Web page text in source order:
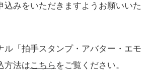
込みをいただきますようお願いいた
ル「拍手スタンプ・アバター・エモ
方法はこちら をご覧ください。